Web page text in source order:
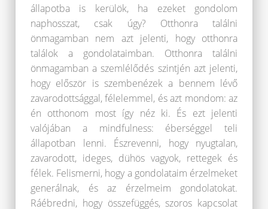
állapotba is kerülök, ha ezeket gondolom
naphosszat, csak úgy? Otthonra találni
önmagamban nem azt jelenti, hogy otthonra
találok a gondolataimban. Otthonra találni
önmagamban a szemlélődés szintjén azt jelenti,
hogy először is szembenézek a bennem lévő
zavarodottsággal, félelemmel, és azt mondom: az
én otthonom most így néz ki. És ezt jelenti
valójában a mindfulness: éberséggel teli
állapotban lenni. Észrevenni, hogy nyugtalan,
zavarodott, ideges, dühös vagyok, rettegek és
félek. Felismerni, hogy a gondolataim érzelmeket
generálnak, és az érzelmeim gondolatokat.
Ráébredni, hogy összefüggés, szoros kapcsolat